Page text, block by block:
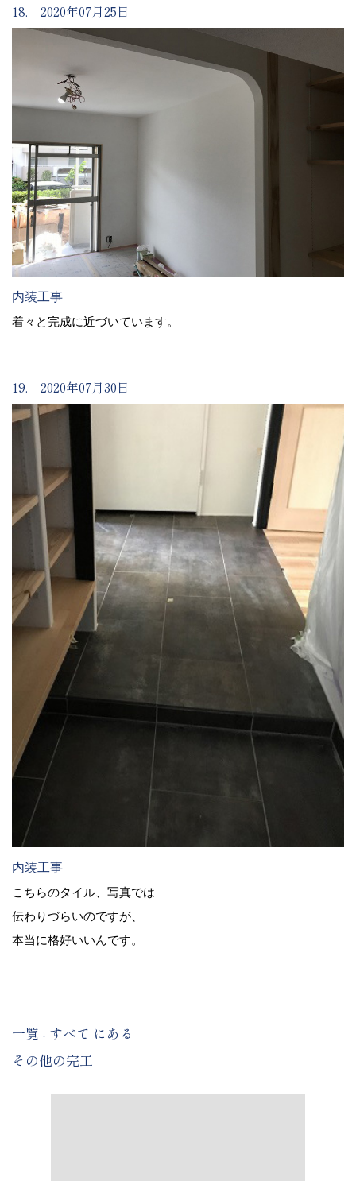
18. 2020年07月25日
内装工事
着々と完成に近づいています。
19. 2020年07月30日
内装工事
こちらのタイル、写真では
伝わりづらいのですが、
本当に格好いいんです。
一覧 - すべて にある
その他の完工